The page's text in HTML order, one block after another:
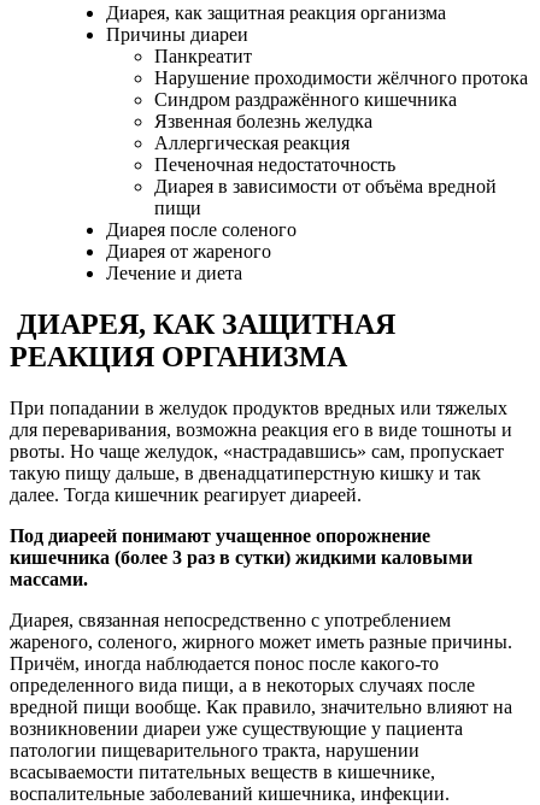
Диарея, как защитная реакция организма
Причины диареи
Панкреатит
Нарушение проходимости жёлчного протока
Синдром раздражённого кишечника
Язвенная болезнь желудка
Аллергическая реакция
Печеночная недостаточность
Диарея в зависимости от объёма вредной
пищи
Диарея после соленого
Диарея от жареного
Лечение и диета
ДИАРЕЯ, КАК ЗАЩИТНАЯ
РЕАКЦИЯ ОРГАНИЗМА
При попадании в желудок продуктов вредных или тяжелых
для переваривания, возможна реакция его в виде тошноты и
рвоты. Но чаще желудок, «настрадавшись» сам, пропускает
такую пищу дальше, в двенадцатиперстную кишку и так
далее. Тогда кишечник реагирует диареей.
Под диареей понимают учащенное опорожнение
кишечника (более 3 раз в сутки) жидкими каловыми
массами.
Диарея, связанная непосредственно с употреблением
жареного, соленого, жирного может иметь разные причины.
Причём, иногда наблюдается понос после какого-то
определенного вида пищи, а в некоторых случаях после
вредной пищи вообще. Как правило, значительно влияют на
возникновении диареи уже существующие у пациента
патологии пищеварительного тракта, нарушении
всасываемости питательных веществ в кишечнике,
воспалительные заболеваний кишечника, инфекции.